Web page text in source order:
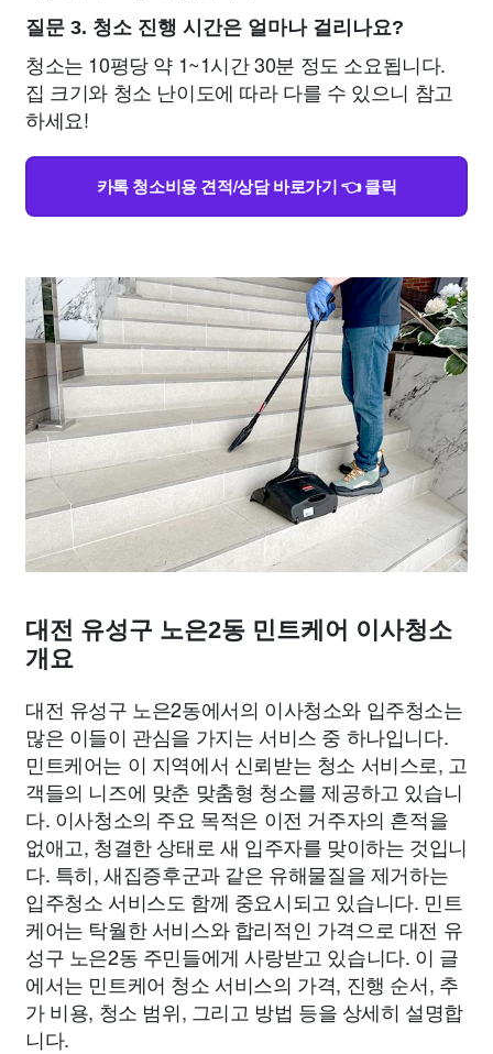
질문 3. 청소 진행 시간은 얼마나 걸리나요?
청소는 10평당 약 1~1시간 30분 정도 소요됩니다.
집 크기와 청소 난이도에 따라 다를 수 있으니 참고
하세요!
카톡 청소비용 견적/상담 바로가기 👈 클릭
대전 유성구 노은2동 민트케어 이사청소
개요
대전 유성구 노은2동에서의 이사청소와 입주청소는
많은 이들이 관심을 가지는 서비스 중 하나입니다.
민트케어는 이 지역에서 신뢰받는 청소 서비스로, 고
객들의 니즈에 맞춘 맞춤형 청소를 제공하고 있습니
다. 이사청소의 주요 목적은 이전 거주자의 흔적을
없애고, 청결한 상태로 새 입주자를 맞이하는 것입니
다. 특히, 새집증후군과 같은 유해물질을 제거하는
입주청소 서비스도 함께 중요시되고 있습니다. 민트
케어는 탁월한 서비스와 합리적인 가격으로 대전 유
성구 노은2동 주민들에게 사랑받고 있습니다. 이 글
에서는 민트케어 청소 서비스의 가격, 진행 순서, 추
가 비용, 청소 범위, 그리고 방법 등을 상세히 설명합
니다.